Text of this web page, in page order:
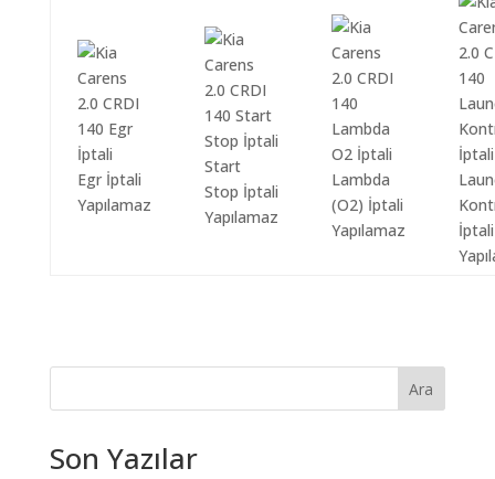
Egr İptali
Yapılamaz
Start
Stop İptali
Yapılamaz
Lambda
(O2) İptali
Yapılamaz
İptali
Ara
Son Yazılar